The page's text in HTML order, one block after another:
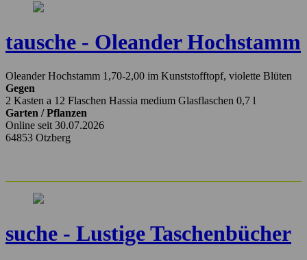
tausche - Oleander Hochstamm
Oleander Hochstamm 1,70-2,00 im Kunststofftopf, violette Blüten
Gegen
2 Kasten a 12 Flaschen Hassia medium Glasflaschen 0,7 l
Garten / Pflanzen
Online seit 30.07.2026
64853 Otzberg
suche - Lustige Taschenbücher